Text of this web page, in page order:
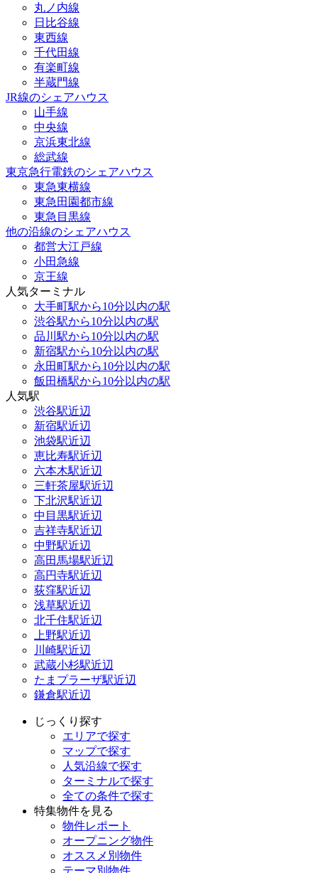
丸ノ内線
日比谷線
東西線
千代田線
有楽町線
半蔵門線
JR線のシェアハウス
山手線
中央線
京浜東北線
総武線
東京急行電鉄のシェアハウス
東急東横線
東急田園都市線
東急目黒線
他の沿線のシェアハウス
都営大江戸線
小田急線
京王線
人気ターミナル
大手町駅から10分以内の駅
渋谷駅から10分以内の駅
品川駅から10分以内の駅
新宿駅から10分以内の駅
永田町駅から10分以内の駅
飯田橋駅から10分以内の駅
人気駅
渋谷駅近辺
新宿駅近辺
池袋駅近辺
恵比寿駅近辺
六本木駅近辺
三軒茶屋駅近辺
下北沢駅近辺
中目黒駅近辺
吉祥寺駅近辺
中野駅近辺
高田馬場駅近辺
高円寺駅近辺
荻窪駅近辺
浅草駅近辺
北千住駅近辺
上野駅近辺
川崎駅近辺
武蔵小杉駅近辺
たまプラーザ駅近辺
鎌倉駅近辺
じっくり探す
エリアで探す
マップで探す
人気沿線で探す
ターミナルで探す
全ての条件で探す
特集物件を見る
物件レポート
オープニング物件
オススメ別物件
テーマ別物件